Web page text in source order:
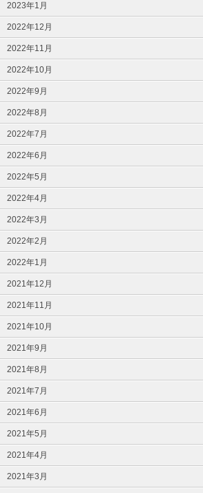
2023年1月
2022年12月
2022年11月
2022年10月
2022年9月
2022年8月
2022年7月
2022年6月
2022年5月
2022年4月
2022年3月
2022年2月
2022年1月
2021年12月
2021年11月
2021年10月
2021年9月
2021年8月
2021年7月
2021年6月
2021年5月
2021年4月
2021年3月